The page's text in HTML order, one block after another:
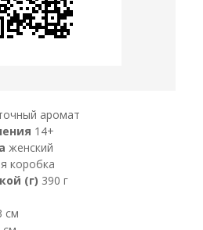
аромат
14+
женский
коробка
(г) 390 г
см